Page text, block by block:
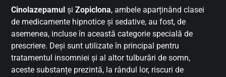
Cinolazepamul șiZopiclona, ambele aparținând clasei
de medicamente hipnotice și sedative, au fost, de
asemenea, incluse în această categorie specială de
prescriere. Deși sunt utilizate în principal pentru
tratamentul insomniei și al altor tulburări de somn,
aceste substanțe prezintă, la rândul lor, riscuri de